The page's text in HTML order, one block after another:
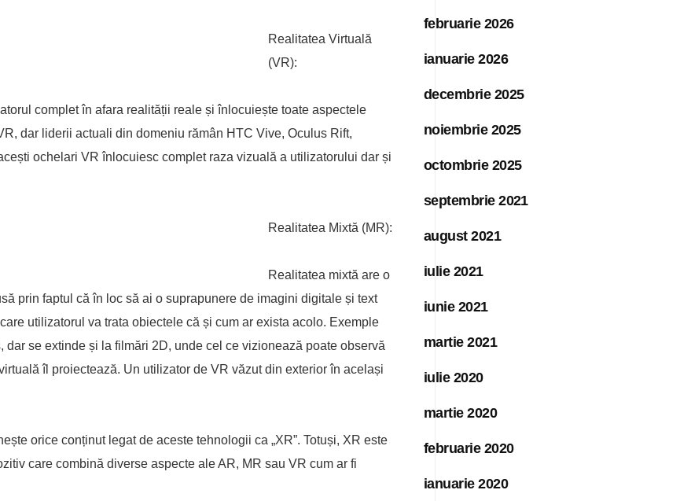
Realitatea Virtuală
(VR):
complet în afara realității reale și înlocuiește toate aspectele
dar liderii actuali din domeniu rămân HTC Vive, Oculus Rift,
ochelari VR înlocuiesc complet raza vizuală a utilizatorului dar și
Realitatea Mixtă (MR):
Realitatea mixtă are o
prin faptul că în loc să ai o suprapunere de imagini digitale și text
utilizatorul va trata obiectele că și cum ar exista acolo. Exemple
se extinde și la filmări 2D, unde cel ce vizionează poate observă
îl proiectează. Un utilizator de VR văzut din exterior în același
orice conținut legat de aceste tehnologii ca „XR”. Totuși, XR este
care combină diverse aspecte ale AR, MR sau VR cum ar fi
februarie 2026
ianuarie 2026
decembrie 2025
noiembrie 2025
octombrie 2025
septembrie 2021
august 2021
iulie 2021
iunie 2021
martie 2021
iulie 2020
martie 2020
februarie 2020
ianuarie 2020